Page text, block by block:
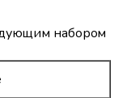
набором